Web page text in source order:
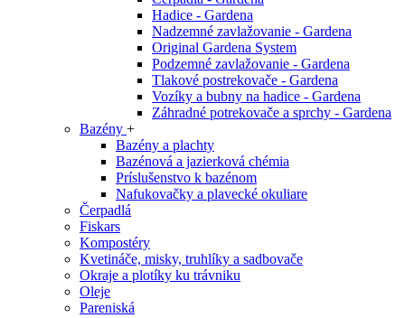
Hadice - Gardena
Nadzemné zavlažovanie - Gardena
Original Gardena System
Podzemné zavlažovanie - Gardena
Tlakové postrekovače - Gardena
Vozíky a bubny na hadice - Gardena
Záhradné potrekovače a sprchy - Gardena
Bazény +
Bazény a plachty
Bazénová a jazierková chémia
Príslušenstvo k bazénom
Nafukovačky a plavecké okuliare
Čerpadlá
Fiskars
Kompostéry
Kvetináče, misky, truhlíky a sadbovače
Okraje a plotíky ku trávniku
Oleje
Pareniská